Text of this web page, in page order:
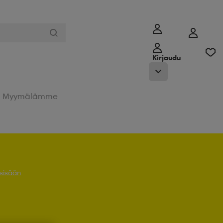
Kirjaudu
Myymälämme